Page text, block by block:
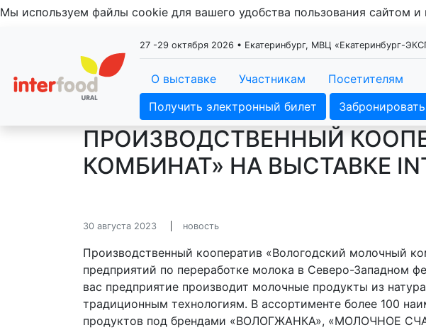
Мы используем файлы cookie для вашего удобства пользования сайтом
27 -29 октября 2026 • Екатеринбург, МВЦ «Екатеринбург-
О выставке Участникам Посетителям
Получить электронный билет
ПРОИЗВОДСТВЕННЫЙ
КОМБИНАТ» НА ВЫСТАВКЕ
30 августа 2023 новость
Производственный кооператив «Вологодский молочный
предприятий по переработке молока в Северо-Западном
вас предприятие производит молочные продукты из
традиционным технологиям. В ассортименте более 100
продуктов под брендами «ВОЛОГЖАНКА», «МОЛОЧНОЕ